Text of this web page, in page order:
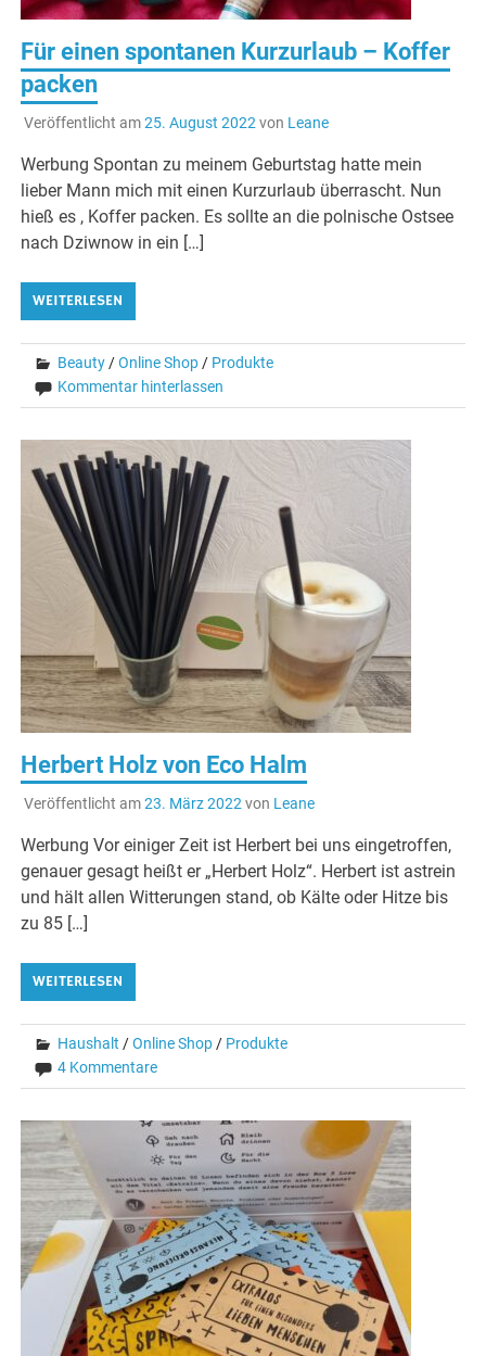
Für einen spontanen Kurzurlaub – Koffer
packen
Veröffentlicht am25. August 2022 von Leane
Werbung Spontan zu meinem Geburtstag hatte mein
lieber Mann mich mit einen Kurzurlaub überrascht. Nun
hieß es , Koffer packen. Es sollte an die polnische Ostsee
nach Dziwnow in ein […]
WEITERLESEN
Beauty /Online Shop / Produkte
Kommentar hinterlassen
Herbert Holz von Eco Halm
Veröffentlicht am23. März 2022 von Leane
Werbung Vor einiger Zeit ist Herbert bei uns eingetroffen,
genauer gesagt heißt er „Herbert Holz“. Herbert ist astrein
und hält allen Witterungen stand, ob Kälte oder Hitze bis
zu 85 […]
WEITERLESEN
Haushalt /Online Shop / Produkte
4 Kommentare